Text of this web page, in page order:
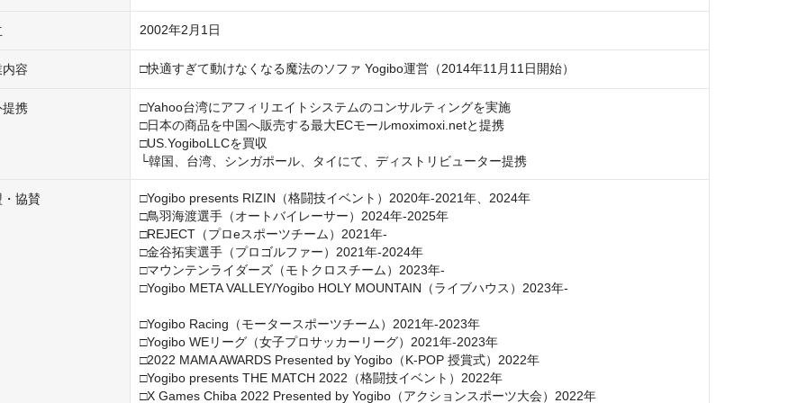
2002年2月1日
容 □快適すぎて動けなくなる魔法のソファ Yogibo運営（2014年11月11日開始）
提携
□Yahoo台湾にアフィリエイトシステムのコンサルティングを実施
□日本の商品を中国へ販売する最大ECモールmoximoxi.netと提携
□US.YogiboLLCを買収
└韓国、台湾、シンガポール、タイにて、ディストリビューター提携
・協賛
□Yogibo presents RIZIN（格闘技イベント）2020年-2021年、2024年
□鳥羽海渡選手（オートバイレーサー）2024年-2025年
□REJECT（プロeスポーツチーム）2021年-
□金谷拓実選手（プロゴルファー）2021年-2024年
□マウンテンライダーズ（モトクロスチーム）2023年-
□Yogibo META VALLEY/Yogibo HOLY MOUNTAIN（ライブハウス）2023年-
□Yogibo Racing（モータースポーツチーム）2021年-2023年
□Yogibo WEリーグ（女子プロサッカーリーグ）2021年-2023年
□2022 MAMA AWARDS Presented by Yogibo（K-POP 授賞式）2022年
□Yogibo presents THE MATCH 2022（格闘技イベント）2022年
□X Games Chiba 2022 Presented by Yogibo（アクションスポーツ大会）2022年